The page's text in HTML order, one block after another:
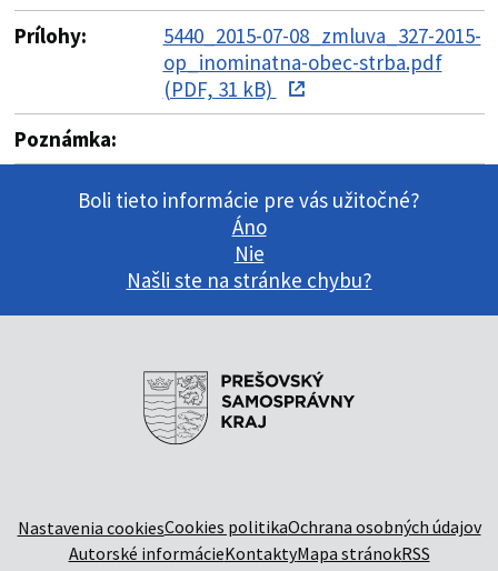
Prílohy:
5440_2015-07-08_zmluva_327-2015-
op_inominatna-obec-strba.pdf
(PDF, 31 kB)
Poznámka:
Boli tieto informácie pre vás užitočné?
Áno
Nie
Našli ste na stránke chybu?
Nastavenia cookiesCookies politikaOchrana osobných údajov
Autorské informácieKontaktyMapa stránokRSS